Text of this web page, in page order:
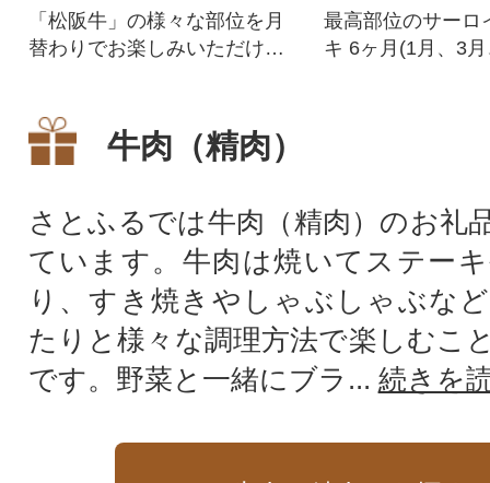
「松阪牛」の様々な部位を月
替わりでお楽しみいただけ
最高部位のサーロ
キ 6ヶ月(1月、3
牛肉（精肉）
さとふるでは牛肉（精肉）のお礼
ています。牛肉は焼いてステー
り、すき焼きやしゃぶしゃぶな
たりと様々な調理方法で楽しむこ
です。野菜と一緒にブラ... 続きを